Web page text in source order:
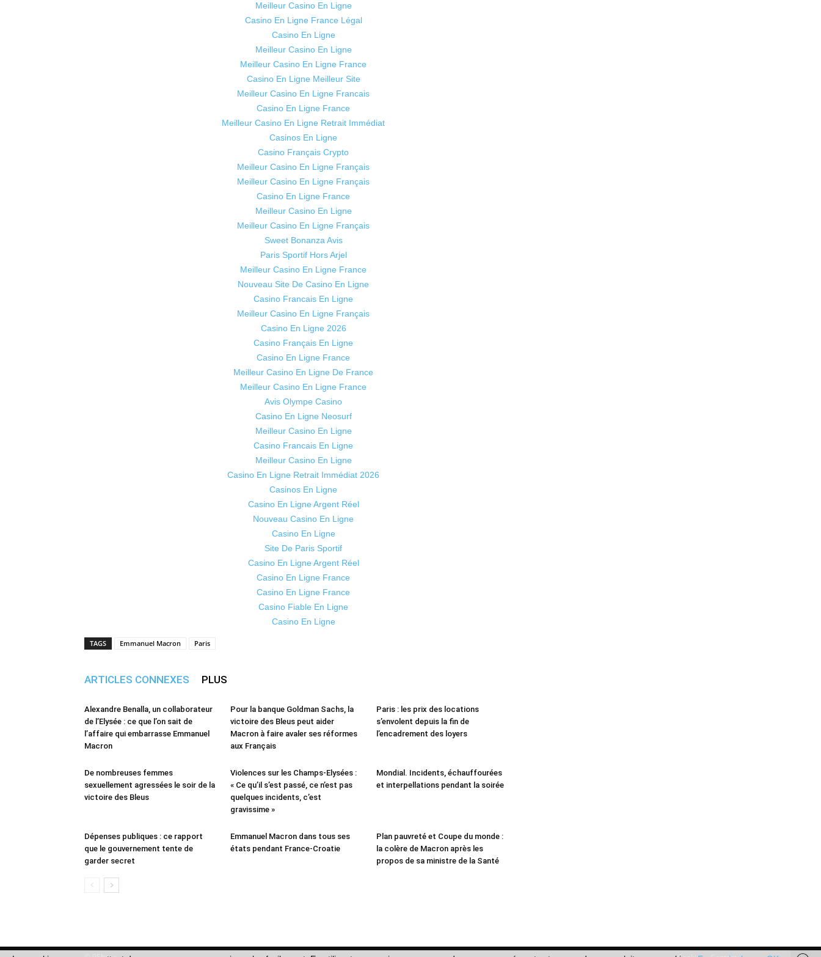
Meilleur Casino En Ligne
Casino En Ligne France Légal
Casino En Ligne
Meilleur Casino En Ligne
Meilleur Casino En Ligne France
Casino En Ligne Meilleur Site
Meilleur Casino En Ligne Francais
Casino En Ligne France
Meilleur Casino En Ligne Retrait Immédiat
Casinos En Ligne
Casino Français Crypto
Meilleur Casino En Ligne Français
Meilleur Casino En Ligne Français
Casino En Ligne France
Meilleur Casino En Ligne
Meilleur Casino En Ligne Français
Sweet Bonanza Avis
Paris Sportif Hors Arjel
Meilleur Casino En Ligne France
Nouveau Site De Casino En Ligne
Casino Francais En Ligne
Meilleur Casino En Ligne Français
Casino En Ligne 2026
Casino Français En Ligne
Casino En Ligne France
Meilleur Casino En Ligne De France
Meilleur Casino En Ligne France
Avis Olympe Casino
Casino En Ligne Neosurf
Meilleur Casino En Ligne
Casino Francais En Ligne
Meilleur Casino En Ligne
Casino En Ligne Retrait Immédiat 2026
Casinos En Ligne
Casino En Ligne Argent Réel
Nouveau Casino En Ligne
Casino En Ligne
Site De Paris Sportif
Casino En Ligne Argent Réel
Casino En Ligne France
Casino En Ligne France
Casino Fiable En Ligne
Casino En Ligne
TAGS Emmanuel Macron Paris
ARTICLES CONNEXES PLUS
Alexandre Benalla, un collaborateur
de l’Elysée : ce que l’on sait de
l’affaire qui embarrasse Emmanuel
Macron
Pour la banque Goldman Sachs, la
victoire des Bleus peut aider
Macron à faire avaler ses réformes
aux Français
Paris : les prix des locations
s’envolent depuis la fin de
l’encadrement des loyers
De nombreuses femmes
sexuellement agressées le soir de la
victoire des Bleus
Violences sur les Champs-Elysées :
« Ce qu’il s’est passé, ce n’est pas
quelques incidents, c’est
gravissime »
Mondial. Incidents, échauffourées
et interpellations pendant la soirée
Dépenses publiques : ce rapport
que le gouvernement tente de
garder secret
Emmanuel Macron dans tous ses
états pendant France-Croatie
Plan pauvreté et Coupe du monde :
la colère de Macron après les
propos de sa ministre de la Santé